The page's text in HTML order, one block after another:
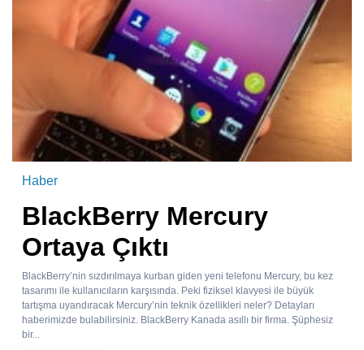
Haber
BlackBerry Mercury
Ortaya Çıktı
BlackBerry’nin sızdırılmaya kurban giden yeni telefonu Mercury, bu kez
tasarımı ile kullanıcıların karşısında. Peki fiziksel klavyesi ile büyük
tartışma uyandıracak Mercury’nin teknik özellikleri neler? Detayları
haberimizde bulabilirsiniz. BlackBerry Kanada asıllı bir firma. Şüphesiz
bir...